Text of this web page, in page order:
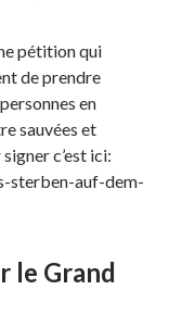
pétition qui
de prendre
en
sauvées et
c’est ici:
sterben-auf-dem-
le Grand